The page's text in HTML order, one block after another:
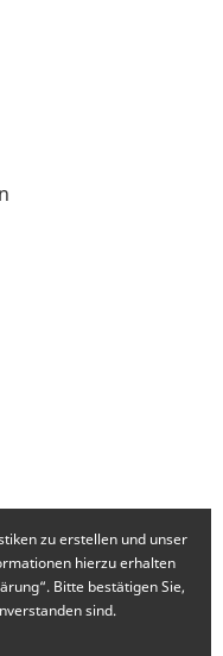
zu erstellen und unser
hierzu erhalten
Bitte bestätigen Sie,
sind.